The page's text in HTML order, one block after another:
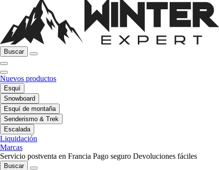
Buscar
Nuevos productos
Esquí
Snowboard
Esquí de montaña
Senderismo & Trek
Escalada
Liquidación
Marcas
Servicio postventa en Francia Pago seguro Devoluciones fáciles
Buscar